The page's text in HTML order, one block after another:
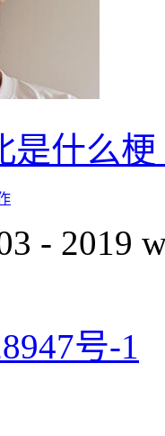
是什么
- 2019
号-1